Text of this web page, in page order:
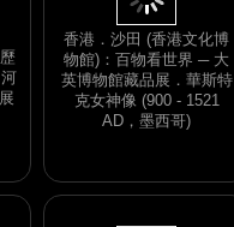
香港．沙田 (香港文化博
物館)：百物看世界 ─ 大
AD，墨西哥)